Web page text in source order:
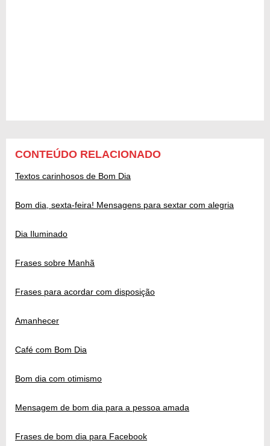
CONTEÚDO RELACIONADO
Textos carinhosos de Bom Dia
Bom dia, sexta-feira! Mensagens para sextar com alegria
Dia Iluminado
Frases sobre Manhã
Frases para acordar com disposição
Amanhecer
Café com Bom Dia
Bom dia com otimismo
Mensagem de bom dia para a pessoa amada
Frases de bom dia para Facebook